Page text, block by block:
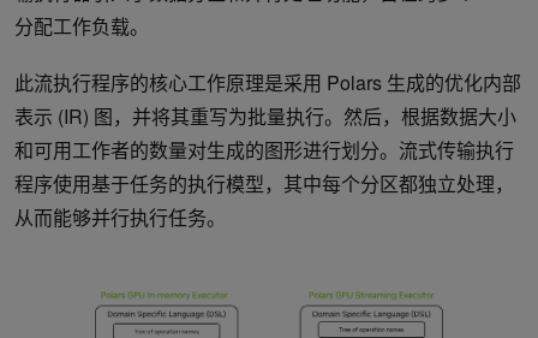
分配工作负载。
此流执行程序的核心工作原理是采用 Polars 生成的优化内部
表示 (IR) 图，并将其重写为批量执行。然后，根据数据大小
和可用工作者的数量对生成的图形进行划分。流式传输执行
程序使用基于任务的执行模型，其中每个分区都独立处理，
从而能够并行执行任务。